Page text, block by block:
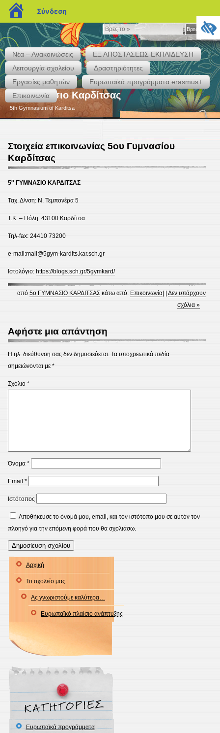
Βρες
το
»
Βρες το »
Νέα – Ανακοινώσεις
ΕΞ ΑΠΟΣΤΑΣΕΩΣ ΕΚΠΑΙΔΕΥΣΗ
Λειτουργία σχολείου
Δραστηριότητες
Εργασίες μαθητών
Eυρωπαϊκά προγράμματα erasmus+
Επικοινωνία
5ο Γυμνάσιο Καρδίτσας
5th Gymnasium of Karditsa
Στοιχεία επικοινωνίας 5ου Γυμνασίου
Καρδίτσας
5ο ΓΥΜΝΑΣΙΟ ΚΑΡΔΙΤΣΑΣ
Ταχ. Δ/νση: Ν. Τεμπονέρα 5
Τ.Κ. – Πόλη: 43100 Καρδίτσα
Τηλ-fax: 24410 73200
e-mail:mail@5gym-kardits.kar.sch.gr
Ιστολόγιο: https://blogs.sch.gr/5gymkard/
από5ο ΓΥΜΝΑΣΙΟ ΚΑΡΔΙΤΣΑΣ κάτω από: Επικοινωνία | |Δεν υπάρχουν
σχόλια »
Αφήστε μια απάντηση
Η ηλ. διεύθυνση σας δεν δημοσιεύεται. Τα υποχρεωτικά πεδία
σημειώνονται με *
Σχόλιο *
Όνομα *
Email *
Ιστότοπος
Αποθήκευσε το όνομά μου, email, και τον ιστότοπο μου σε αυτόν τον
πλοηγό για την επόμενη φορά που θα σχολιάσω.
Αρχική
Το σχολείο μας
Ας γνωριστούμε καλύτερα…
Ευρωπαϊκό πλαίσιο ανάπτυξης
Eυρωπαϊκά προγράμματα
blogs.sch.gr
Σύνδεση